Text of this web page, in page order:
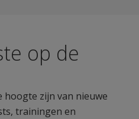
op de
hoogte zijn van nieuwe
trainingen en